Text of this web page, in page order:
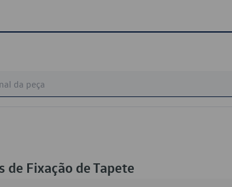
de Fixação de Tapete